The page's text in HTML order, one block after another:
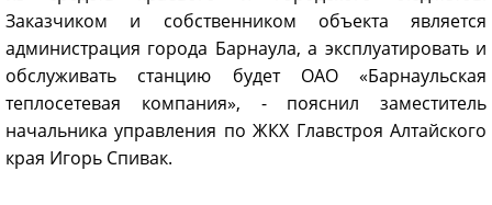
Заказчиком и собственником объекта является
администрация города Барнаула, а эксплуатировать и
обслуживать станцию будет ОАО «Барнаульская
теплосетевая компания», - пояснил заместитель
начальника управления по ЖКХ Главстроя Алтайского
края Игорь Спивак.